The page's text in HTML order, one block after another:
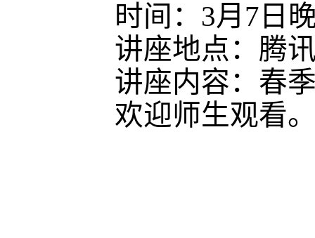
时间： 3月7日
讲座地点：腾
讲座内容：春
欢迎师生观看